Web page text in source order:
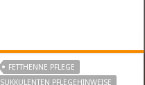
FETTHENNE PFLEGE
SUKKULENTEN PFLEGEHINWEISE